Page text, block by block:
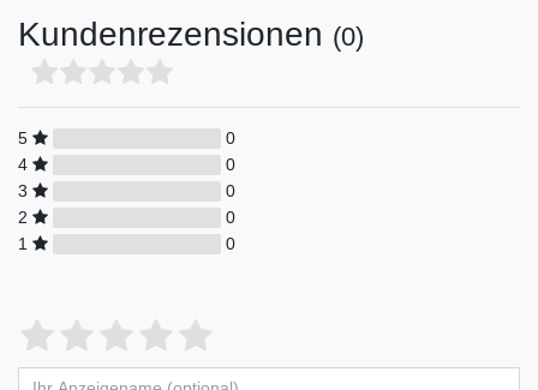
Kundenrezensionen (0)
5
0
4
0
3
0
2
0
1
0